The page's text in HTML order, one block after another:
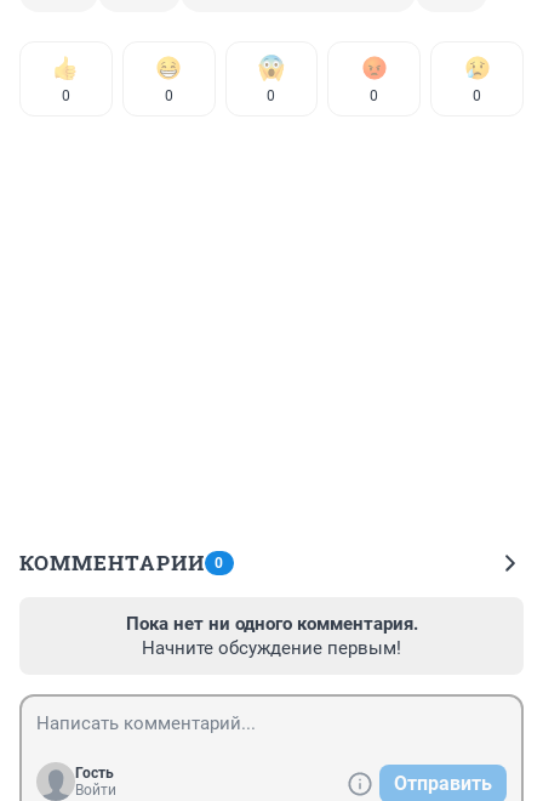
0 0 0 0 0
КОММЕНТАРИИ 0
Пока нет ни одного комментария.
Начните обсуждение первым!
Гость
Войти
Отправить